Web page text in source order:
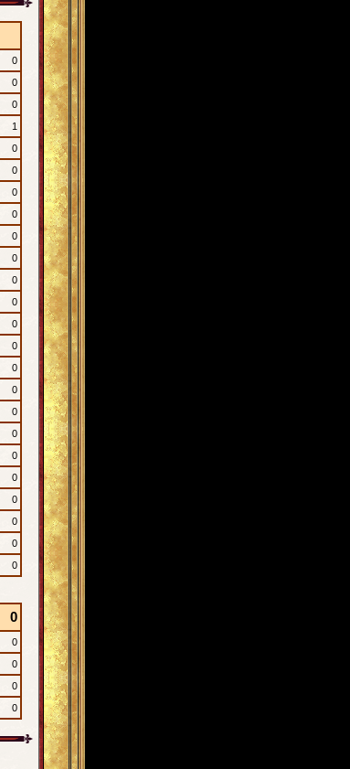
0
0
0
1
0
0
0
0
0
0
0
0
0
0
0
0
0
0
0
0
0
0
0
0
0
0
0
0
0